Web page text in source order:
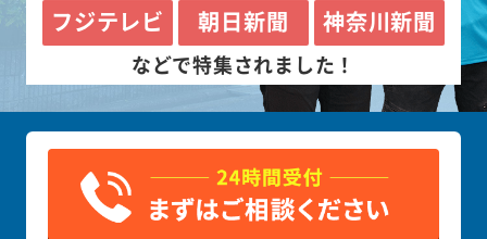
フジテレビ 朝日新聞 神奈川新聞
などで特集されました！